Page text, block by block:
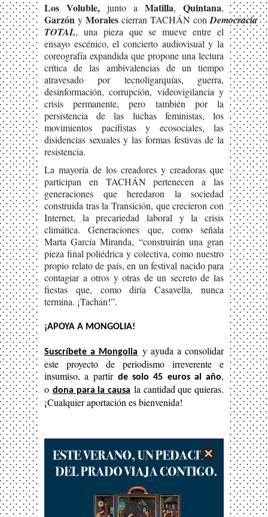
Los Voluble, junto a Matilla, Quintana,
Garzón y Morales cierran TACHÁN conDemocracia
TOTAL, una pieza que se mueve entre el
ensayo escénico, el concierto audiovisual y la
coreografía expandida que propone una lectura
crítica de las ambivalencias de un tiempo
atravesado por tecnoligarquías, guerra,
desinformación, corrupción, videovigilancia y
crisis permanente, pero también por la
persistencia de las luchas feministas, los
movimientos pacifistas y ecosociales, las
disidencias sexuales y las formas festivas de la
resistencia.
La mayoría de los creadores y creadoras que
participan en TACHÁN pertenecen a las
generaciones que heredaron la sociedad
construida tras la Transición, que crecieron con
Internet, la precariedad laboral y la crisis
climática. Generaciones que, como señala
Marta García Miranda, “construirán una gran
pieza final poliédrica y colectiva, como nuestro
propio relato de país, en un festival nacido para
contagiar a otros y otras de un secreto de las
fiestas que, como diría Casavella, nunca
termina. ¡Tachán!”.
¡APOYA A MONGOLIA!
Suscríbete a Mongolia y ayuda a consolidar
este proyecto de periodismo irreverente e
insumiso, a partir de solo 45 euros al año,
o dona para la causa la cantidad que quieras.
¡Cualquier aportación es bienvenida!